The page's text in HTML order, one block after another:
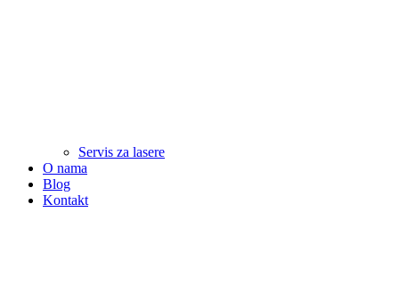
Servis za lasere
O nama
Blog
Kontakt